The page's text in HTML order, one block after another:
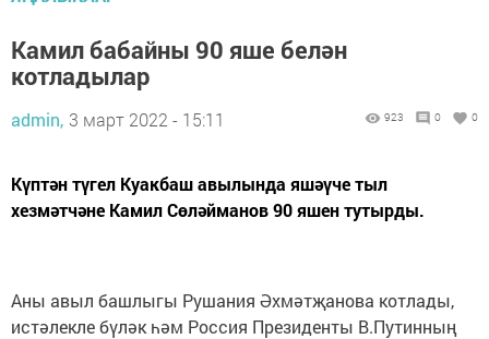
Камил бабайны 90 яше белән
котладылар
admin, 3 март 2022 - 15:11 923 0 0
Күптән түгел Куакбаш авылында яшәүче тыл
хезмәтчәне Камил Сөләйманов 90 яшен тутырды.
Аны авыл башлыгы Рушания Әхмәтҗанова котлады,
истәлекле бүләк һәм Россия Президенты В.Путинның